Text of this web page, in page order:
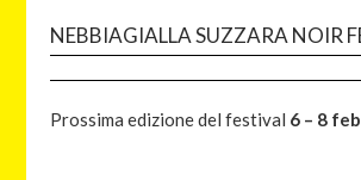
NEBBIAGIALLA SUZZARA NOIR
Prossima edizione del festival 6 – 8